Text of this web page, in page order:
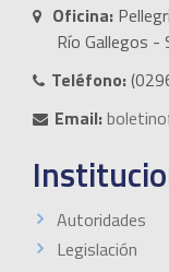
Oficina:
Río Gallegos -
Teléfono:
Email:
Autoridades
Legislación